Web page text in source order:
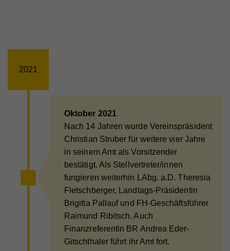
2021
Oktober 2021
Nach 14 Jahren wurde Vereinspräsident
Christian Struber für weitere vier Jahre
in seinem Amt als Vorsitzender
bestätigt. Als Stellvertreter/innen
fungieren weiterhin LAbg. a.D. Theresia
Fletschberger, Landtags-Präsidentin
Brigitta Pallauf und FH-Geschäftsführer
Raimund Ribitsch. Auch
Finanzreferentin BR Andrea Eder-
Gitschthaler führt ihr Amt fort.